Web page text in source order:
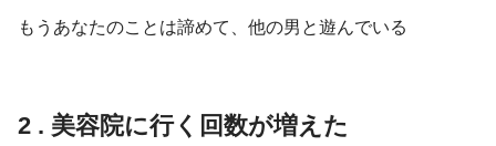
もうあなたのことは諦めて、他の男と遊んでいる
2 . 美容院に行く回数が増えた